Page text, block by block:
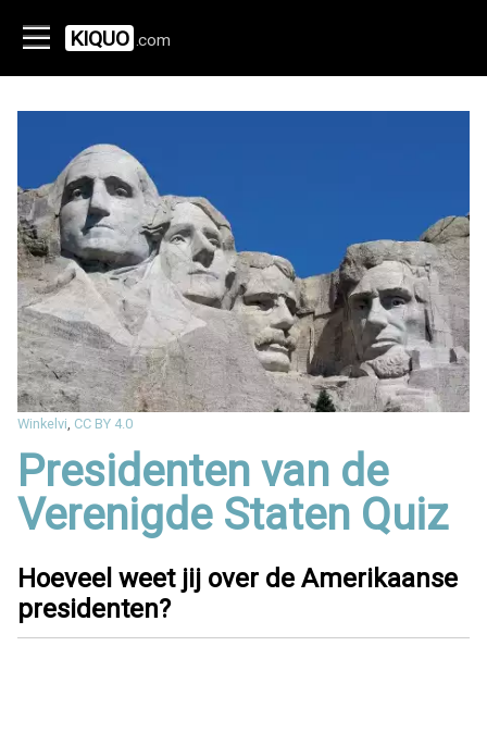
KIQUO .com
Winkelvi, CC BY 4.0
Presidenten van de
Verenigde Staten Quiz
Hoeveel weet jij over de Amerikaanse
presidenten?